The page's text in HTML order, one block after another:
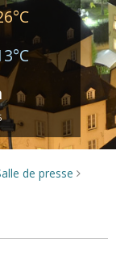
°C
°C
de presse >